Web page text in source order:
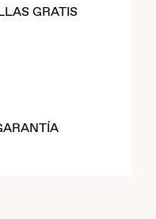
GRATIS